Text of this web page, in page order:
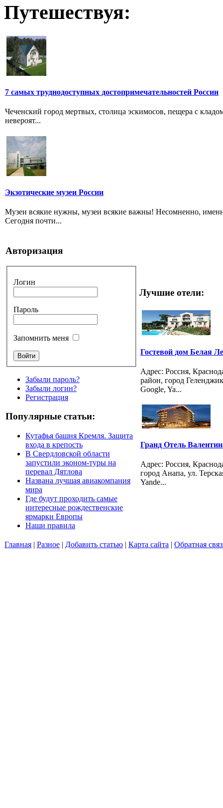
Путешествуя:
7 самых труднодоступных достопримечательностей России
Чеченский город мертвых, столица эскимосов, пещера с
невероят...
Экзотические музеи России
Музеи всякие нужны, музеи всякие важны! Несомненно,
Сегодня почти...
Авторизация
Логин
Пароль
Запомнить меня
Забыли пароль?
Забыли логин?
Регистрация
Популярные статьи:
Кутафья башня Кремля. Защита
входа в крепость
В Свердловской области
запустили эконом-туры на
перевал Дятлова
Названа лучшая авиакомпания
мира
Где будут проходить самые
интересные рождественские
ярмарки Европы
Наши правила
Лучшие отели:
Гостевой дом Белая
Адрес: Россия,
район, город
Google, Ya...
Гранд Отель
Адрес: Россия,
город Анапа, ул.
Yande...
Главная | Разное | Добавить статью | Карта сайта | Обратная